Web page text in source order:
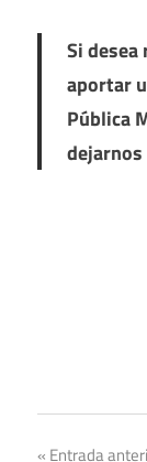
Si
aportar
Pública
Entrada